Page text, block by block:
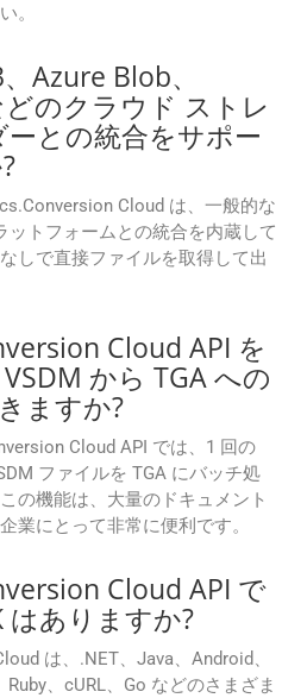
。
Azure Blob、
のクラウド ストレ
との統合をサポー
Cloud は、一般的な
ットフォームとの統合を内蔵して
しで直接ファイルを取得して出
Cloud API を
から TGA への
ますか?
Cloud API では、1 回の
ファイルを TGA にバッチ処
の機能は、大量のドキュメント
業にとって非常に便利です。
Cloud API で
はありますか?
は、.NET、Java、Android、
、cURL、Go などのさまざま